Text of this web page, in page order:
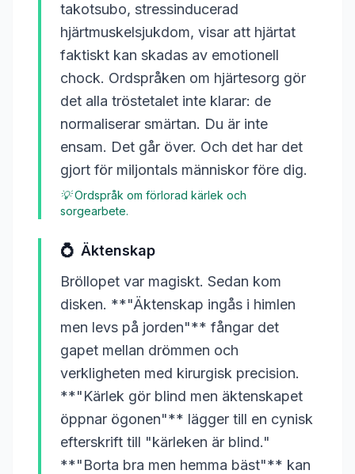
takotsubo, stressinducerad
hjärtmuskelsjukdom, visar att hjärtat
faktiskt kan skadas av emotionell
chock. Ordspråken om hjärtesorg gör
det alla tröstetalet inte klarar: de
normaliserar smärtan. Du är inte
ensam. Det går över. Och det har det
gjort för miljontals människor före dig.
💡Ordspråk om förlorad kärlek och
sorgearbete.
💍 Äktenskap
Bröllopet var magiskt. Sedan kom
disken. **"Äktenskap ingås i himlen
men levs på jorden"** fångar det
gapet mellan drömmen och
verkligheten med kirurgisk precision.
**"Kärlek gör blind men äktenskapet
öppnar ögonen"** lägger till en cynisk
efterskrift till "kärleken är blind."
**"Borta bra men hemma bäst"** kan